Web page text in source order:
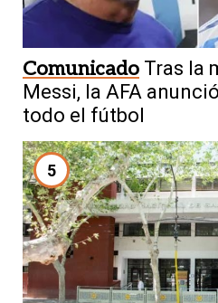
Comunicado Tras la
Messi, la AFA
todo el fútbol
5